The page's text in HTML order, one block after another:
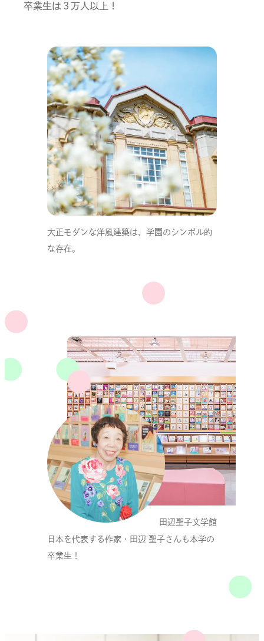
卒業生は３万人以上！
大正モダンな洋風建築は、学園のシンボル的
な存在。
日本を代表する作家・田辺 聖子さんも本学の
卒業生！
田辺聖子文学館